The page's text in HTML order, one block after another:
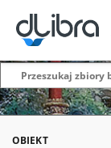
OBIEKT